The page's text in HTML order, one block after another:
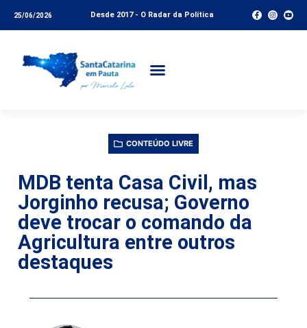
25/06/2026 Desde 2017 - O Radar da Política
CONTEÚDO LIVRE
MDB tenta Casa Civil, mas
Jorginho recusa; Governo
deve trocar o comando da
Agricultura entre outros
destaques